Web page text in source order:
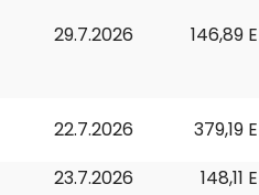
29.7.2026 146,89
22.7.2026
379,19
23.7.2026 148,11